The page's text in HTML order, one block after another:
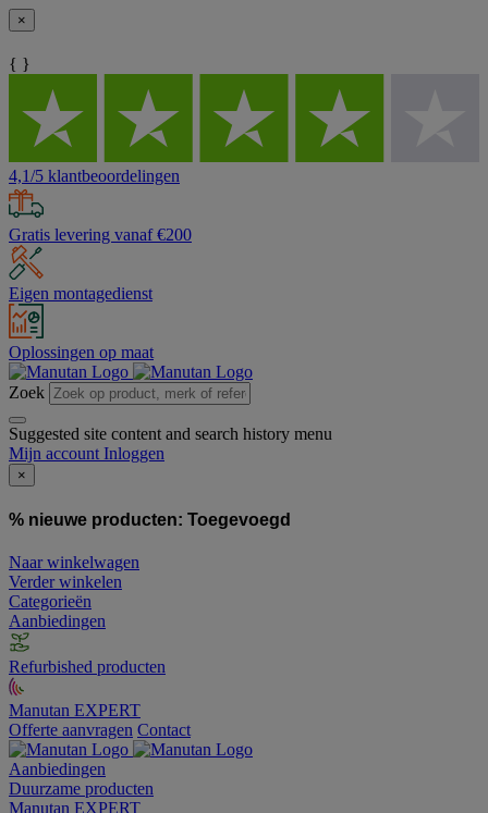
×
{ }
4,1/5 klantbeoordelingen
Gratis levering vanaf €200
Eigen montagedienst
Oplossingen op maat
Zoek
Suggested site content and search history menu
Mijn account Inloggen
×
% nieuwe producten: Toegevoegd
Naar winkelwagen
Verder winkelen
Categorieën
Aanbiedingen
Refurbished producten
Manutan EXPERT
Offerte aanvragen Contact
Aanbiedingen
Duurzame producten
Manutan EXPERT